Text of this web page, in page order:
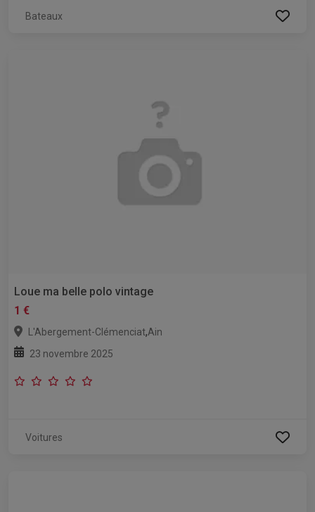
Bateaux
Loue ma belle polo vintage
1 €
L'Abergement-Clémenciat,Ain
23 novembre 2025
Voitures